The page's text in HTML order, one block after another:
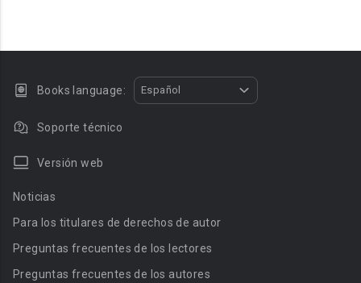
Books language: Español
Soporte técnico
Versión web
Noticias
Para los titulares de derechos de autor
Preguntas frecuentes de los lectores
Preguntas frecuentes de los autores